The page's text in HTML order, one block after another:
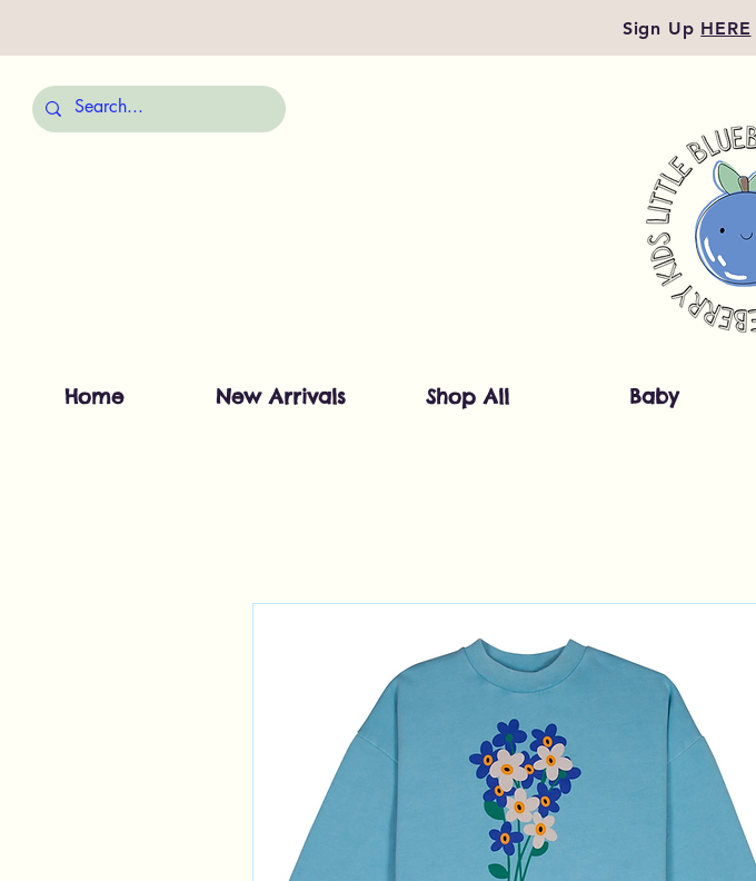
Sign Up HERE
Home New Arrivals Shop All Baby